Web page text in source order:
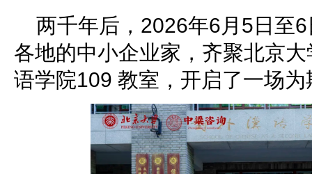
两千年后，2026年6月5日至
各地的中小企业家，齐聚北京
语学院109 教室，开启了一场为